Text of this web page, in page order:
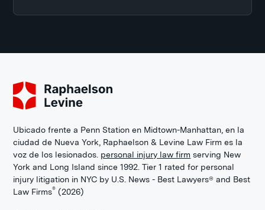
Ubicado frente a Penn Station en Midtown-Manhattan, en la
ciudad de Nueva York, Raphaelson & Levine Law Firm es la
voz de los lesionados. personal injury law firm serving New
York and Long Island since 1992. Tier 1 rated for personal
injury litigation in NYC by U.S. News - Best Lawyers® and Best
Law Firms® (2026)